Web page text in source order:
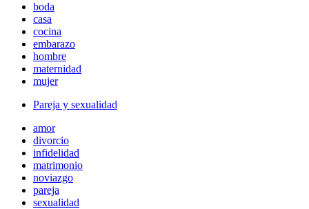
boda
casa
cocina
embarazo
hombre
maternidad
mujer
Pareja y sexualidad
amor
divorcio
infidelidad
matrimonio
noviazgo
pareja
sexualidad